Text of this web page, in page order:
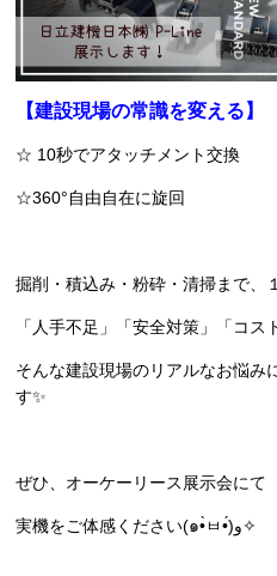
【建設現場の常識を変える】
☆ 10秒でアタッチメント交換
☆360°自由自在に旋回
掘削・積込み・粉砕・清掃まで、
「人手不足」「安全対策」「コス
そんな建設現場のリアルなお悩み
す✨
ぜひ、オーケーリース展示会にて
実機をご体感ください(๑•̀ㅂ•́)و✧